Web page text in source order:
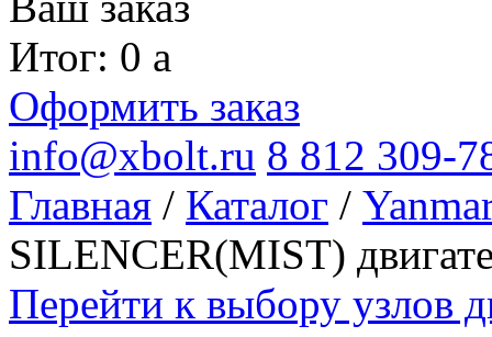
Итог: 0 a
Оформить заказ
info@xbolt.ru 8 812 309-
Главная / Каталог /
SILENCER(MIST)
Перейти к выбору узлов